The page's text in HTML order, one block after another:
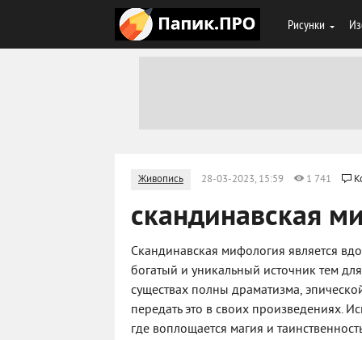
Рисунки
Живопись 28-03-2023, 15:59 1 741
скандинавская
Скандинавская мифология является
богатый и уникальный источник тем
существах полны драматизма,
передать это в своих произведениях.
где воплощается магия и